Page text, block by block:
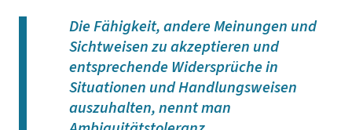
Die Fähigkeit, andere Meinungen und
Sichtweisen zu akzeptieren und
entsprechende Widersprüche in
Situationen und Handlungsweisen
auszuhalten, nennt man